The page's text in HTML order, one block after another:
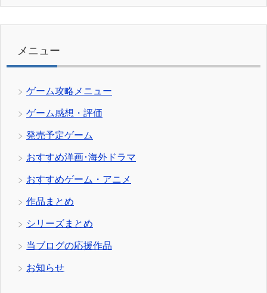
リ
メニュー
ゲーム攻略メニュー
ゲーム感想・評価
発売予定ゲーム
おすすめ洋画･海外ドラマ
おすすめゲーム・アニメ
作品まとめ
シリーズまとめ
当ブログの応援作品
お知らせ